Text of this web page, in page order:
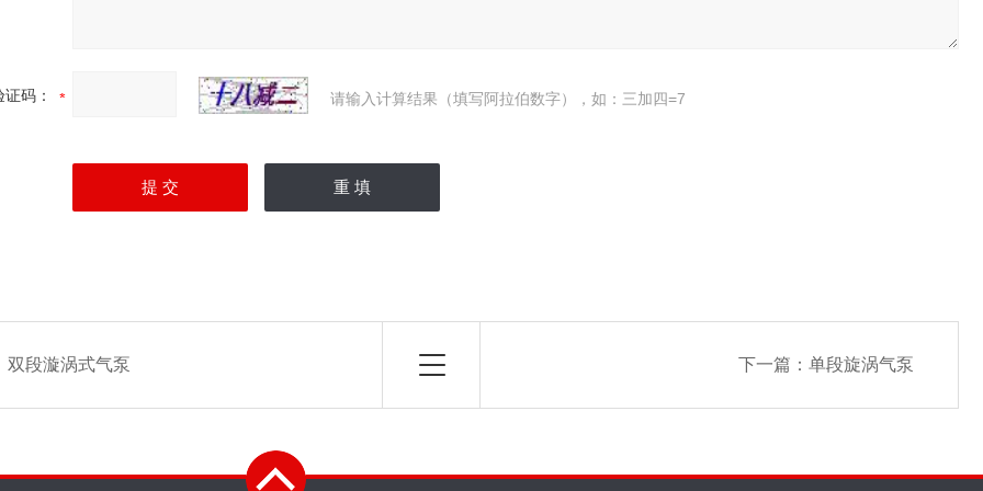
证码： 请输入计算结果（填写阿拉伯数字），如：三加四=7
双段漩涡式气泵 下一篇： 单段旋涡气泵